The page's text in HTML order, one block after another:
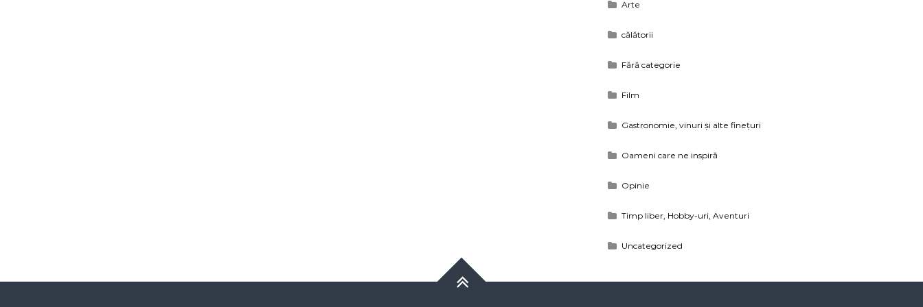
Arte
călătorii
Fără categorie
Film
Gastronomie, vinuri și alte finețuri
Oameni care ne inspiră
Opinie
Timp liber, Hobby-uri, Aventuri
Uncategorized